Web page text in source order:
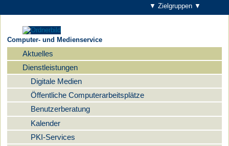
▼ Zielgruppen ▼
Computer- und Medienservice
Navigation
Aktuelles
Dienstleistungen
Digitale Medien
Öffentliche Computerarbeitsplätze
Benutzerberatung
Kalender
PKI-Services